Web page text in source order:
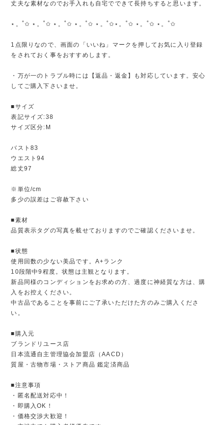
丈夫な素材なのでお手入れも自宅でできて長持ちすると思います。
⋆。˚✩ ⋆。˚✩ ⋆。˚✩ ⋆。˚✩ ⋆。˚✩⋆。˚✩ ⋆。˚✩ ⋆。˚✩
1点限りなので、画面の「いいね」マークを押してお気に入り登録
をされておく事をおすすめします。
・万が一のトラブル時には【返品・返金】も対応しています。安心
してご購入下さいませ。
■サイズ
表記サイズ:38
サイズ区分:M
バスト83
ウエスト94
総丈97
※単位/cm
多少の誤差はご容赦下さい
■素材
品質表示タグの写真を載せておりますのでご確認くださいませ。
■状態
使用回数の少ない美品です。A+ランク
10段階中9程度。状態は主観となります。
新品同様のコンディションをお求めの方、過度に神経質な方は、購
入をお控えください。
中古品であることを事前にご了承いただけた方のみご購入くださ
い。
■購入元
ブランドリユース店
日本流通自主管理協会加盟店（AACD）
質屋・古物市場・ストア商品 鑑定済商品
■注意事項
・匿名配送対応中！
・即購入OK！
・価格交渉大歓迎！